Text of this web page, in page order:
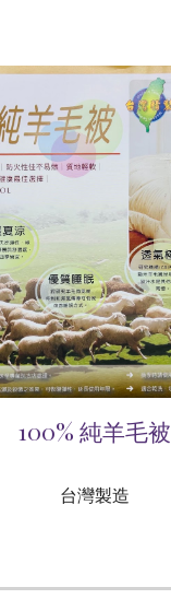
100% 純羊毛被
台灣製造